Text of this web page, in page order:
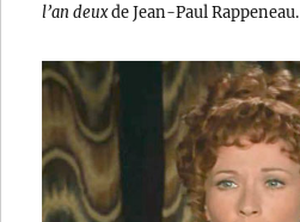
l’an deuxde Jean-Paul Rappeneau.